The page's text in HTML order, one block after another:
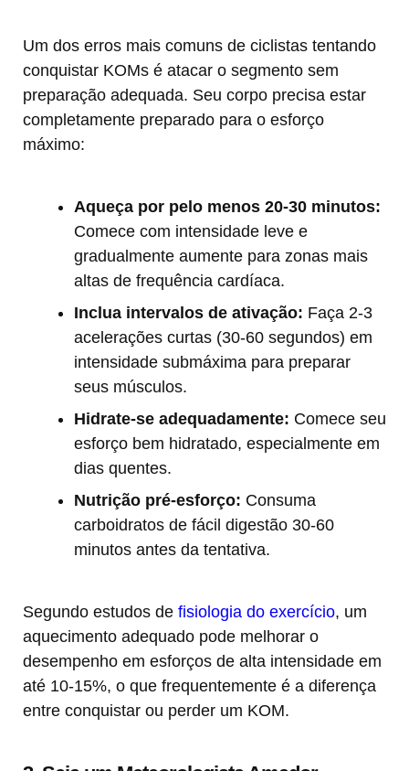
Um dos erros mais comuns de ciclistas tentando
conquistar KOMs é atacar o segmento sem
preparação adequada. Seu corpo precisa estar
completamente preparado para o esforço
máximo:
Aqueça por pelo menos 20-30 minutos:
Comece com intensidade leve e
gradualmente aumente para zonas mais
altas de frequência cardíaca.
Inclua intervalos de ativação: Faça 2-3
acelerações curtas (30-60 segundos) em
intensidade submáxima para preparar
seus músculos.
Hidrate-se adequadamente: Comece seu
esforço bem hidratado, especialmente em
dias quentes.
Nutrição pré-esforço: Consuma
carboidratos de fácil digestão 30-60
minutos antes da tentativa.
Segundo estudos de fisiologia do exercício, um
aquecimento adequado pode melhorar o
desempenho em esforços de alta intensidade em
até 10-15%, o que frequentemente é a diferença
entre conquistar ou perder um KOM.